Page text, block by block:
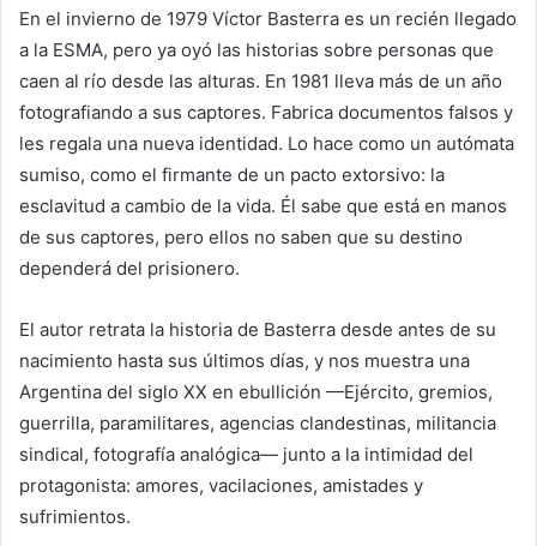
En el invierno de 1979 Víctor Basterra es un recién llegado
a la ESMA, pero ya oyó las historias sobre personas que
caen al río desde las alturas. En 1981 lleva más de un año
fotografiando a sus captores. Fabrica documentos falsos y
les regala una nueva identidad. Lo hace como un autómata
sumiso, como el firmante de un pacto extorsivo: la
esclavitud a cambio de la vida. Él sabe que está en manos
de sus captores, pero ellos no saben que su destino
dependerá del prisionero.
El autor retrata la historia de Basterra desde antes de su
nacimiento hasta sus últimos días, y nos muestra una
Argentina del siglo XX en ebullición —Ejército, gremios,
guerrilla, paramilitares, agencias clandestinas, militancia
sindical, fotografía analógica— junto a la intimidad del
protagonista: amores, vacilaciones, amistades y
sufrimientos.